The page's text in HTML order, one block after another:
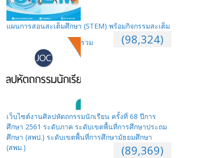
แผนการสอนสะเต็มศึกษา (STEM) พร้อมกิจกรรมสะเต็ม
(98,324)
รวม
เว็บไซต์งานศิลปหัตถกรรมนักเรียน ครั้งที่ 68 ปีการ
ศึกษา 2561 ระดับภาค ระดับเขตพื้นที่การศึกษาประถม
ศึกษา (สพป.) ระดับเขตพื้นที่การศึกษามัธยมศึกษา
(สพม.)
(89,369)